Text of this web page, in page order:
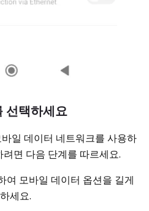
선택하세요
일 데이터 네트워크를 사용하
면 다음 단계를 따르세요.
여 모바일 데이터 옵션을 길게
세요.